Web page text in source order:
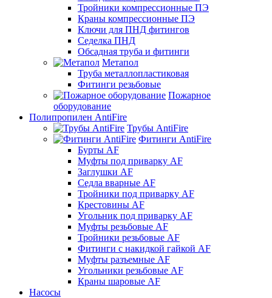
Тройники компрессионные ПЭ
Краны компрессионные ПЭ
Ключи для ПНД фитингов
Седелка ПНД
Обсадная труба и фитинги
Метапол
Труба металлопластиковая
Фитинги резьбовые
Пожарное
оборудование
Полипропилен AntiFire
Трубы AntiFire
Фитинги AntiFire
Бурты AF
Муфты под приварку AF
Заглушки AF
Седла вварные AF
Тройники под приварку AF
Крестовины AF
Угольник под приварку AF
Муфты резьбовые AF
Тройники резьбовые AF
Фитинги с накидкой гайкой AF
Муфты разъемные AF
Угольники резьбовые AF
Краны шаровые AF
Насосы